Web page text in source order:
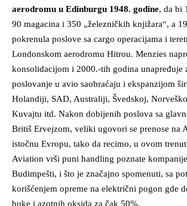
aerodromu u Edinburgu 1948. godine, da bi
90 magacina i 350 „železničkih knjižara“, a
pokrenula poslove sa cargo operacijama i
Londonskom aerodromu Hitrou. Menzies
konsolidacijom i 2000.-tih godina unapređuje
poslovanje u avio saobraćaju i ekspanzijom
Holandiji, SAD, Australiji, Švedskoj,
Kuvajtu itd. Nakon dobijenih poslova sa
Britiš Ervejzom, veliki ugovori se prenose na
istočnu Evropu, tako da recimo, u ovom
Aviation vrši puni handling poznate
Budimpešti, i što je značajno spomenuti, sa
korišćenjem opreme na električni pogon gde
buke i azotnih oksida za čak 50%.